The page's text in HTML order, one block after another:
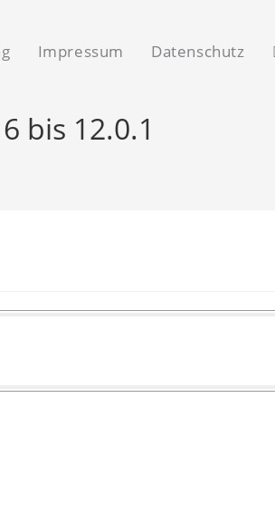
Impressum Datenschutz
bis 12.0.1